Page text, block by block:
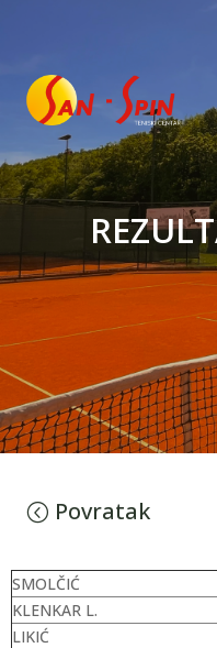
Povratak
SMOLČIĆ
KLENKAR L.
LIKIĆ